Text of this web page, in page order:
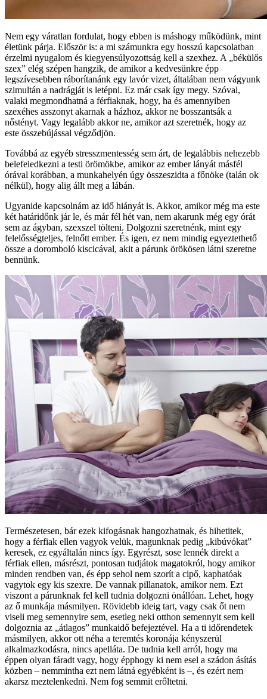
Nem egy váratlan fordulat, hogy ebben is máshogy működünk, mint
életünk párja. Először is: a mi számunkra egy hosszú kapcsolatban
érzelmi nyugalom és kiegyensúlyozottság kell a szexhez. A „békülős
szex” elég szépen hangzik, de amikor a kedvesünkre épp
legszívesebben ráborítanánk egy lavór vizet, általában nem vágyunk
szimultán a nadrágját is letépni. Ez már csak így megy. Szóval,
valaki megmondhatná a férfiaknak, hogy, ha és amennyiben
szexéhes asszonyt akarnak a házhoz, akkor ne bosszantsák a
nőstényt. Vagy legalább akkor ne, amikor azt szeretnék, hogy az
este összebújással végződjön.
Továbbá az egyéb stresszmentesség sem árt, de legalábbis nehezebb
belefeledkezni a testi örömökbe, amikor az ember lányát másfél
órával korábban, a munkahelyén úgy összeszidta a főnöke (talán ok
nélkül), hogy alig állt meg a lábán.
Ugyanide kapcsolnám az idő hiányát is. Akkor, amikor még ma este
két határidőnk jár le, és már fél hét van, nem akarunk még egy órát
sem az ágyban, szexszel tölteni. Dolgozni szeretnénk, mint egy
felelősségteljes, felnőtt ember. És igen, ez nem mindig egyeztethető
össze a doromboló kiscicával, akit a párunk örökösen látni szeretne
bennünk.
Természetesen, bár ezek kifogásnak hangozhatnak, és hihetitek,
hogy a férfiak ellen vagyok velük, magunknak pedig „kibúvókat”
keresek, ez egyáltalán nincs így. Egyrészt, sose lennék direkt a
férfiak ellen, másrészt, pontosan tudjátok magatokról, hogy amikor
minden rendben van, és épp sehol nem szorít a cipő, kaphatóak
vagytok egy kis szexre. De vannak pillanatok, amikor nem. Ezt
viszont a párunknak fel kell tudnia dolgozni önállóan. Lehet, hogy
az ő munkája másmilyen. Rövidebb ideig tart, vagy csak őt nem
viseli meg semennyire sem, esetleg neki otthon semennyit sem kell
dolgoznia az „átlagos” munkaidő befejeztével. Ha a ti időrendetek
másmilyen, akkor ott néha a teremtés koronája kényszerül
alkalmazkodásra, nincs apelláta. De tudnia kell arról, hogy ma
éppen olyan fáradt vagy, hogy épphogy ki nem esel a szádon ásítás
közben – nemmintha ezt nem látná egyébként is –, és ezért nem
akarsz meztelenkedni. Nem fog semmit erőltetni.